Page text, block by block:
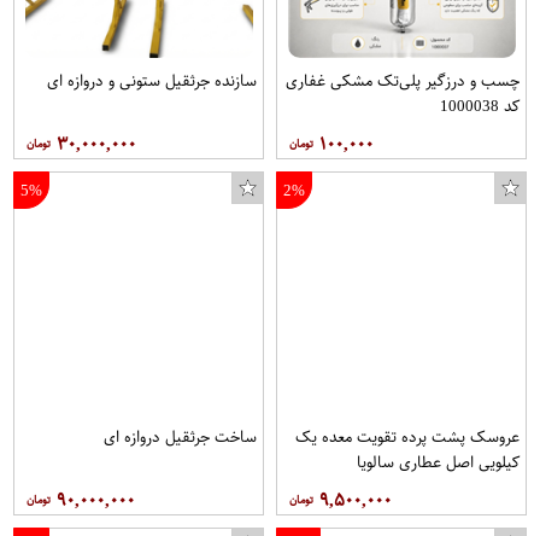
چسب و درزگیر پلی‌تک مشکی غفاری
کد 1000038
۱۰۰,۰۰۰
سازنده جرثقیل ستونی و دروازه ای
۳۰,۰۰۰,۰۰۰
2%
عروسک پشت پرده تقویت معده یک
کیلویی اصل عطاری سالویا
۹,۵۰۰,۰۰۰
5%
ساخت جرثقیل دروازه ای
۹۰,۰۰۰,۰۰۰